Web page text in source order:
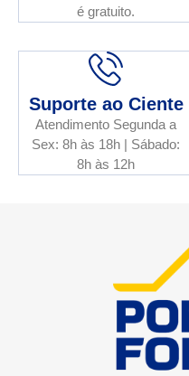
é gratuito.
Suporte ao Ciente
Atendimento Segunda a
Sex: 8h às 18h | Sábado:
8h às 12h